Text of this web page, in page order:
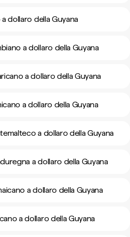
dollaro della Guyana
a dollaro della Guyana
a dollaro della Guyana
a dollaro della Guyana
a dollaro della Guyana
a dollaro della Guyana
a dollaro della Guyana
a dollaro della Guyana